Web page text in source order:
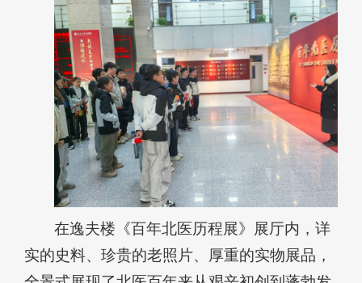
在逸夫楼《百年北医历程展》展厅内，详
实的史料、珍贵的老照片、厚重的实物展品，